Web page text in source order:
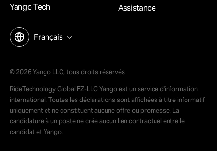
Yango Tech
Assistance
Français
© 2026 Yango LLC, tous droits réservés
RideTechnology Global FZ-LLC Yango est un service d'information
international. Toutes les déclarations sont affichées à titre informatif
uniquement et ne constituent aucune offre ou promesse. La
candidature à un poste ne crée aucun lien contractuel entre le
candidat et Yango.